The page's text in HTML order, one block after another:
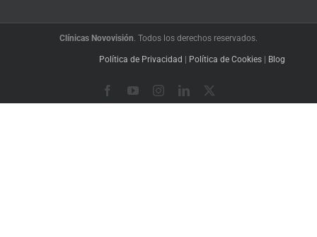
Clínicas Novovisión. Todos los derechos reservados.
Política de Privacidad Política de Cookies Blog
FacebookYouTubeInstagramLinkedIn